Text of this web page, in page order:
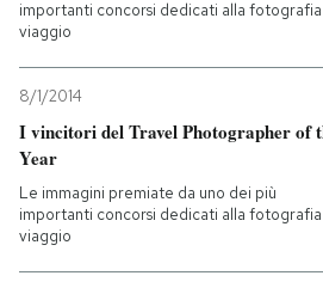
importanti concorsi dedicati alla
viaggio
8/1/2014
I vincitori del Travel Photographer of
Year
Le immagini premiate da uno dei più
importanti concorsi dedicati alla
viaggio